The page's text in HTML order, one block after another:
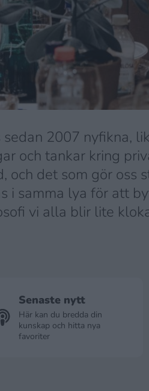
2007 nyfikna,
och tankar kring
och det som gör oss
i samma lya för att
vi alla blir lite
Senaste nytt
Här kan du bredda din
kunskap och hitta nya
favoriter